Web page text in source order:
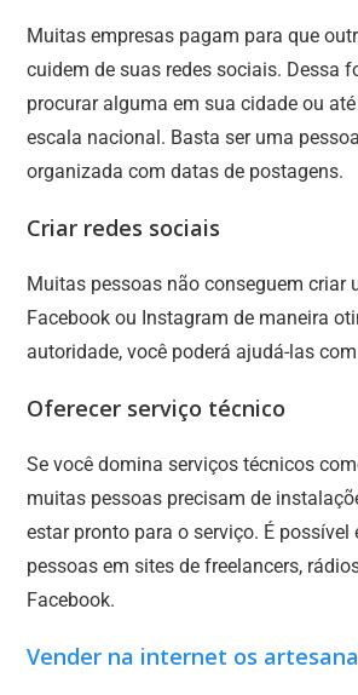
Muitas empresas pagam para que
cuidem de suas redes sociais. Dessa
procurar alguma em sua cidade ou
escala nacional. Basta ser uma
organizada com datas de postagens.
Criar redes sociais
Muitas pessoas não conseguem criar
Facebook ou Instagram de maneira
autoridade, você poderá ajudá-las
Oferecer serviço técnico
Se você domina serviços técnicos
muitas pessoas precisam de
estar pronto para o serviço. É possível
pessoas em sites de freelancers,
Facebook.
Vender na internet os